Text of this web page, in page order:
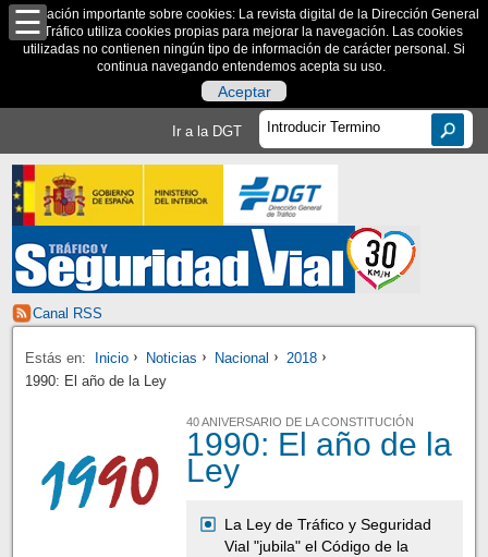
Información importante sobre cookies: La revista digital de la Dirección General
de Tráfico utiliza cookies propias para mejorar la navegación. Las cookies
utilizadas no contienen ningún tipo de información de carácter personal. Si
continua navegando entendemos acepta su uso.
Aceptar
Ir a la DGT
Canal RSS
Estás en: Inicio Noticias Nacional
2018
1990: El año de la Ley
40 ANIVERSARIO DE LA CONSTITUCIÓN
1990: El año de la
Ley
La Ley de Tráfico y Seguridad
Vial "jubila" el Código de la